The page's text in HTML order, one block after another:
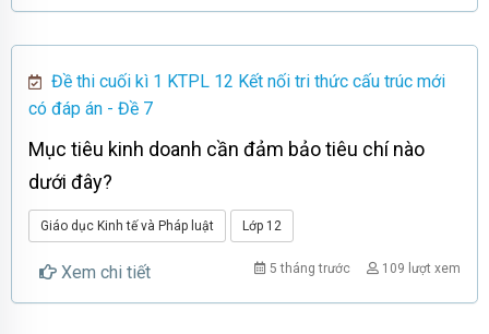
Đề thi cuối kì 1 KTPL 12 Kết nối tri thức cấu trúc mới
có đáp án - Đề 7
Mục tiêu kinh doanh cần đảm bảo tiêu chí nào
dưới đây?
Giáo dục Kinh tế và Pháp luật Lớp 12
Xem chi tiết 109 lượt xem
5 tháng trước